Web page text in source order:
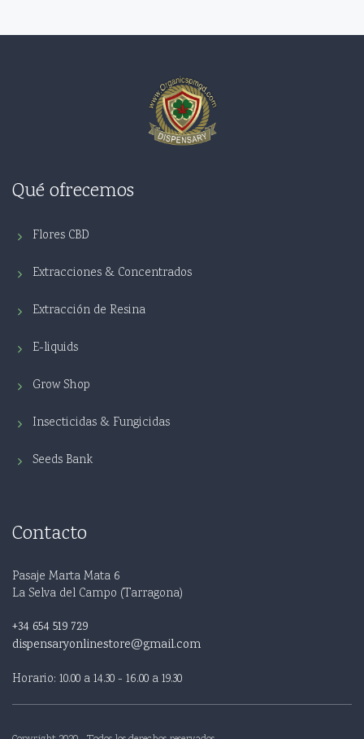
Qué ofrecemos
Flores CBD
Extracciones & Concentrados
Extracción de Resina
E-liquids
Grow Shop
Insecticidas & Fungicidas
Seeds Bank
Contacto
Pasaje Marta Mata 6
La Selva del Campo (Tarragona)
+34 654 519 729
dispensaryonlinestore@gmail.com
Horario: 10.00 a 14.30 - 16.00 a 19.30